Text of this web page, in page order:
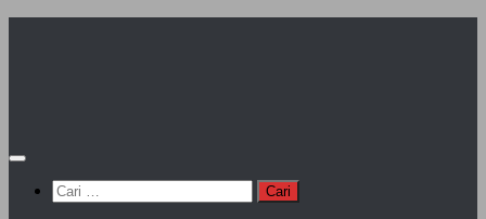
Cari
untuk: